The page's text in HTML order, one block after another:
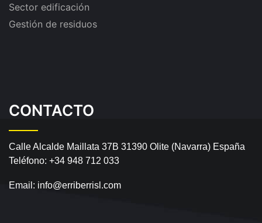
Sector edificación
Gestión de residuos
CONTACTO
Calle Alcalde Maillata 37B 31390 Olite (Navarra) España
Teléfono: +34 948 712 033
Email: info@erriberrisl.com